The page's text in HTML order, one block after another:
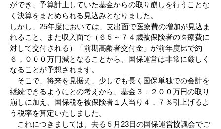
ができ、予算計上していた基金からの取り崩しを行うことな
く決算をまとめられる見込みとなりました。
しかし、25年度においては、支出面で医療費の増加が見込ま
れること、また収入面で（６５～７４歳被保険者の医療費に
対して交付される）「前期高齢者交付金」が前年度比で約
６，０００万円減となることから、国保運営は非常に厳しく
なることが予想されます。
そこで、将来を見据え、少しでも長く国保単独での会計を
継続できるようにとの考えから、基金３，２００万円の取り
崩しに加え、国保税を被保険者１人当り４．７％引上げるよ
う税率を算定いたしました。
これにつきましては、去る５月23日の国保運営協議会でご